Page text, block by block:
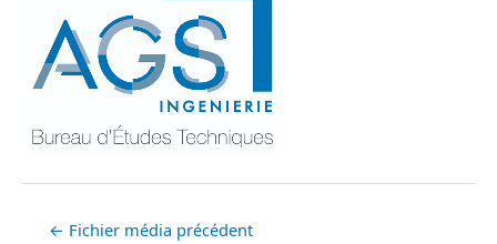
← Fichier média précédent